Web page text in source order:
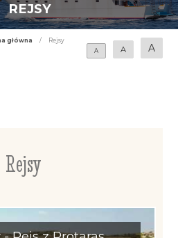
REJSY
główna /
Rejsy
A
A A
Rejsy